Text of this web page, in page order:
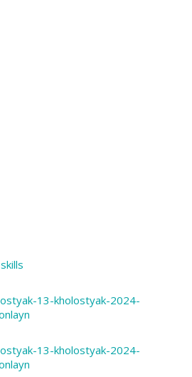
13-kholostyak-2024-
13-kholostyak-2024-